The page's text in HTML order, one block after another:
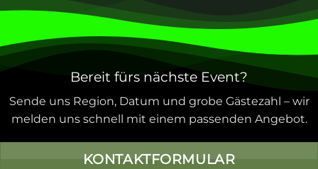
Bereit fürs nächste Event?
Sende uns Region, Datum und grobe Gästezahl – wir
melden uns schnell mit einem passenden Angebot.
KONTAKTFORMULAR